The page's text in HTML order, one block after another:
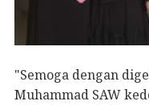
"Semoga dengan
Muhammad SAW